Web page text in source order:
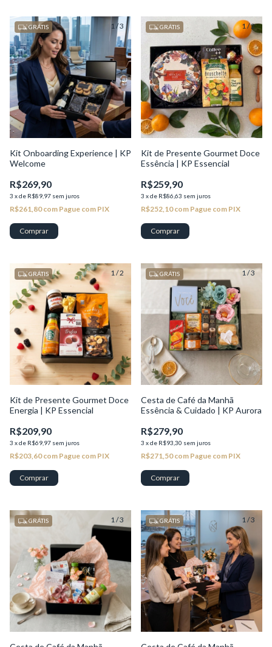
1/3
GRÁTIS
Kit Onboarding Experience | KP
Welcome
R$269,90
3 xde R$89,97 sem juros
R$261,80com Pague com PIX
1/2
GRÁTIS
Kit de Presente Gourmet Doce
Essência | KP Essencial
R$259,90
3 xde R$86,63 sem juros
R$252,10com Pague com PIX
1/2
GRÁTIS
Kit de Presente Gourmet Doce
Energia | KP Essencial
R$209,90
3 xde R$69,97 sem juros
R$203,60com Pague com PIX
1/3
GRÁTIS
Cesta de Café da Manhã
Essência & Cuidado | KP Aurora
R$279,90
3 xde R$93,30 sem juros
R$271,50com Pague com PIX
1/3
GRÁTIS 1/3
GRÁTIS